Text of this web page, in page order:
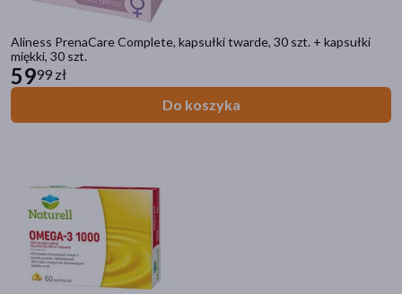
Aliness PrenaCare Complete, kapsułki twarde, 30 szt. + kapsułki
miękki, 30 szt.
5999 zł
Do koszyka